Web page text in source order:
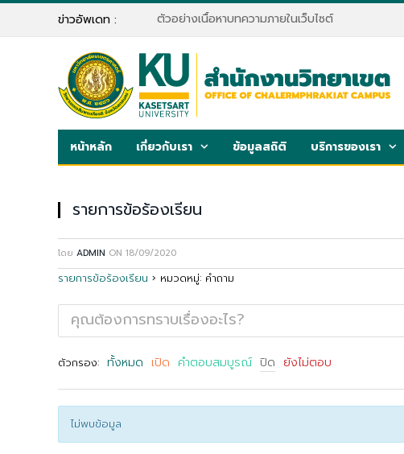
ข่าวอัพเดท : ตัวอย่างเนื้อหาบทความภายในเว็บไซต์
หน้าหลัก เกี่ยวกับเรา ข้อมูลสถิติ บริการของเรา
รายการข้อร้องเรียน
โดย ADMIN ON 18/09/2020
รายการข้อร้องเรียน › หมวดหมู่: คำถาม
ตัวกรอง: ทั้งหมด เปิด คำตอบสมบูรณ์ ปิด ยังไม่ตอบ
ไม่พบข้อมูล